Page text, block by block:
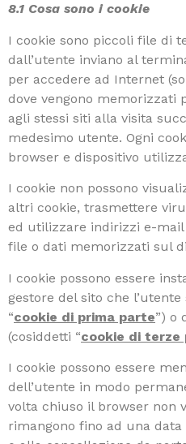
8.1 Cosa sono i cookie
I cookie sono piccoli file di
dall’utente inviano al
per accedere ad Internet
dove vengono memorizzati
agli stessi siti alla visita
medesimo utente. Ogni
browser e dispositivo
I cookie non possono
altri cookie, trasmettere
ed utilizzare indirizzi e-mail
file o dati memorizzati sul
I cookie possono essere
gestore del sito che
“cookie di prima parte”) o
(cosiddetti “cookie di terze
I cookie possono essere
dell’utente in modo
volta chiuso il browser non
rimangono fino ad una